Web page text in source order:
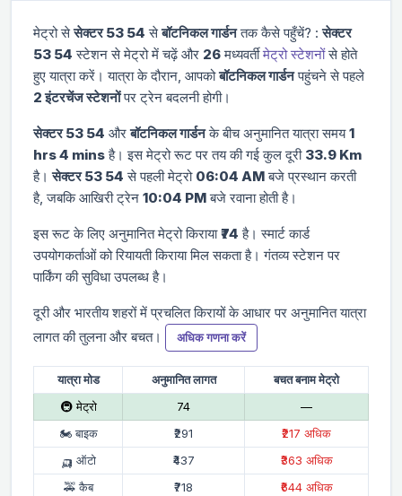
मेट्रो सेसेक्टर 53 54 सेबॉटनिकल गार्डनतक कैसे पहुँचें? :सेक्टर
53 54 स्टेशन से मेट्रो में चढ़ें और 26मध्यवर्तीमेट्रो स्टेशनोंसे होते
हुए यात्रा करें। यात्रा के दौरान, आपकोबॉटनिकल गार्डनपहुंचने से पहले
2 इंटरचेंज स्टेशनोंपर ट्रेन बदलनी होगी।
सेक्टर 53 54 औरबॉटनिकल गार्डनके बीच अनुमानित यात्रा समय1
hrs 4 minsहै। इस मेट्रो रूट पर तय की गई कुल दूरी 33.9 Km
है।सेक्टर 53 54 से पहली मेट्रो 06:04 AMबजे प्रस्थान करती
है, जबकि आखिरी ट्रेन 10:04 PMबजे रवाना होती है।
इस रूट के लिए अनुमानित मेट्रो किराया₹74 है। स्मार्ट कार्ड
उपयोगकर्ताओं को रियायती किराया मिल सकता है। गंतव्य स्टेशन पर
पार्किंग की सुविधा उपलब्ध है।
दूरी और भारतीय शहरों में प्रचलित किरायों के आधार पर अनुमानित यात्रा
लागत की तुलना और बचत।
अधिक गणना करें
यात्रा मोड अनुमानित लागत
बचत बनाम मेट्रो
🚇 मेट्रो
₹74
—
🏍 बाइक
₹291
₹217 अधिक
🛺 ऑटो
₹437
₹363 अधिक
🚕 कैब
₹718 ₹644 अधिक